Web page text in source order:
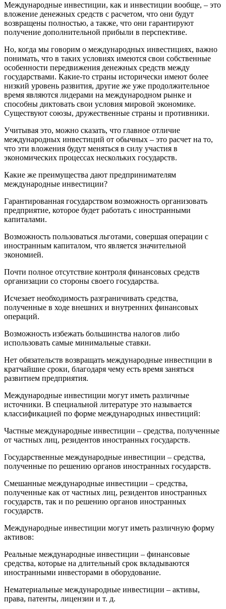
Международные инвестиции, как и инвестиции вообще, – это
вложение денежных средств с расчетом, что они будут
возвращены полностью, а также, что они гарантируют
получение дополнительной прибыли в перспективе.
Но, когда мы говорим о международных инвестициях, важно
понимать, что в таких условиях имеются свои собственные
особенности передвижения денежных средств между
государствами. Какие-то страны исторически имеют более
низкий уровень развития, другие же уже продолжительное
время являются лидерами на международном рынке и
способны диктовать свои условия мировой экономике.
Существуют союзы, дружественные страны и противники.
Учитывая это, можно сказать, что главное отличие
международных инвестиций от обычных – это расчет на то,
что эти вложения будут меняться в силу участия в
экономических процессах нескольких государств.
Какие же преимущества дают предпринимателям
международные инвестиции?
Гарантированная государством возможность организовать
предприятие, которое будет работать с иностранными
капиталами.
Возможность пользоваться льготами, совершая операции с
иностранным капиталом, что является значительной
экономией.
Почти полное отсутствие контроля финансовых средств
организации со стороны своего государства.
Исчезает необходимость разграничивать средства,
полученные в ходе внешних и внутренних финансовых
операций.
Возможность избежать большинства налогов либо
использовать самые минимальные ставки.
Нет обязательств возвращать международные инвестиции в
кратчайшие сроки, благодаря чему есть время заняться
развитием предприятия.
Международные инвестиции могут иметь различные
источники. В специальной литературе это называется
классификацией по форме международных инвестиций:
Частные международные инвестиции – средства, полученные
от частных лиц, резидентов иностранных государств.
Государственные международные инвестиции – средства,
полученные по решению органов иностранных государств.
Смешанные международные инвестиции – средства,
полученные как от частных лиц, резидентов иностранных
государств, так и по решению органов иностранных
государств.
Международные инвестиции могут иметь различную форму
активов:
Реальные международные инвестиции – финансовые
средства, которые на длительный срок вкладываются
иностранными инвесторами в оборудование.
Нематериальные международные инвестиции – активы,
права, патенты, лицензии и т. д.